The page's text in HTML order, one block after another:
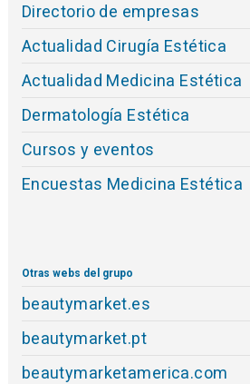
Directorio de empresas
Actualidad Cirugía Estética
Actualidad Medicina Estética
Dermatología Estética
Cursos y eventos
Encuestas Medicina Estética
Otras webs del grupo
beautymarket.es
beautymarket.pt
beautymarketamerica.com